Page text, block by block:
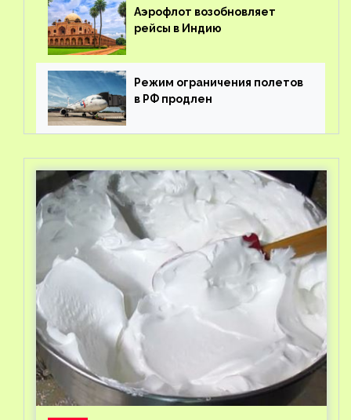
Аэрофлот возобновляет
рейсы в Индию
Режим ограничения полетов
в РФ продлен